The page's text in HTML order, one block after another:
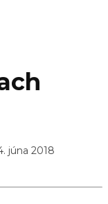
júna 2018